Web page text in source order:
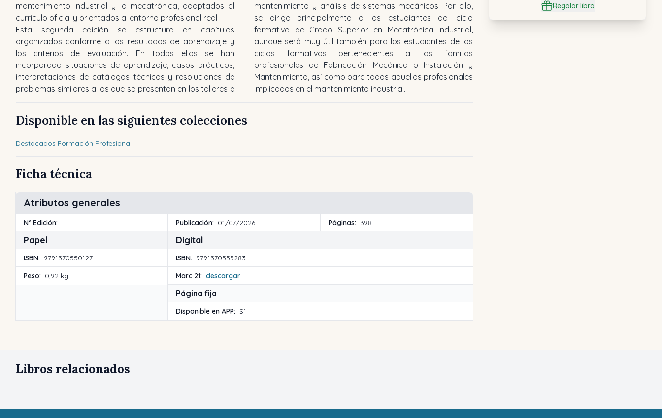
Regalar libro
mantenimiento industrial y la mecatrónica, adaptados al
currículo oficial y orientados al entorno profesional real.
Esta segunda edición se estructura en capítulos
organizados conforme a los resultados de aprendizaje y
los criterios de evaluación. En todos ellos se han
incorporado situaciones de aprendizaje, casos prácticos,
interpretaciones de catálogos técnicos y resoluciones de
problemas similares a los que se presentan en los talleres e
mantenimiento y análisis de sistemas mecánicos. Por ello,
se dirige principalmente a los estudiantes del ciclo
formativo de Grado Superior en Mecatrónica Industrial,
aunque será muy útil también para los estudiantes de los
ciclos formativos pertenecientes a las familias
profesionales de Fabricación Mecánica o Instalación y
Mantenimiento, así como para todos aquellos profesionales
implicados en el mantenimiento industrial.
Disponible en las siguientes colecciones
Destacados Formación Profesional
Ficha técnica
Atributos generales
Nº Edición: - Publicación: 01/07/2026 Páginas: 398
Papel
ISBN: 9791370550127
Peso: 0,92 kg
Digital
ISBN: 9791370555283
Marc 21: descargar
Página fija
Disponible en APP: Sí
Libros relacionados